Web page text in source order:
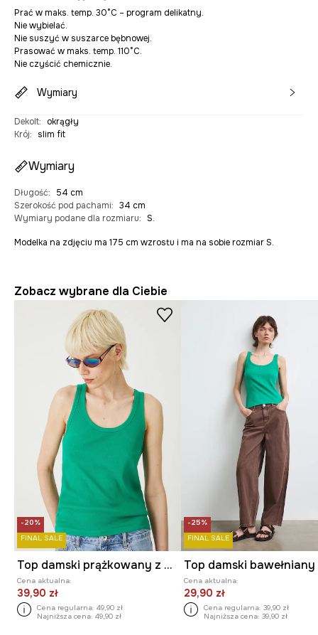
Prać w maks. temp. 30°C – program delikatny.
Nie wybielać.
Nie suszyć w suszarce bębnowej.
Prasować w maks. temp. 110°C.
Nie czyścić chemicznie.
Wymiary
Dekolt:
okrągły
Krój: slim fit
Wymiary
Długość:
54 cm
Szerokość pod pachami: 34 cm
Wymiary podane dla rozmiaru: S.
Modelka na zdjęciu ma 175 cm wzrostu i ma na sobie rozmiar S.
Zobacz wybrane dla Ciebie
-20%
FINAL SALE
Top damski prążkowany z modalem kolor zielony
Cena aktualna:
39,90 zł
Cena regularna: 49,90 zł
Najniższa cena: 49,90 zł
-25%
FINAL SALE
Cena aktualna:
29,90 zł
Cena regularna: 39,90 zł
Najniższa cena: 39,90 zł